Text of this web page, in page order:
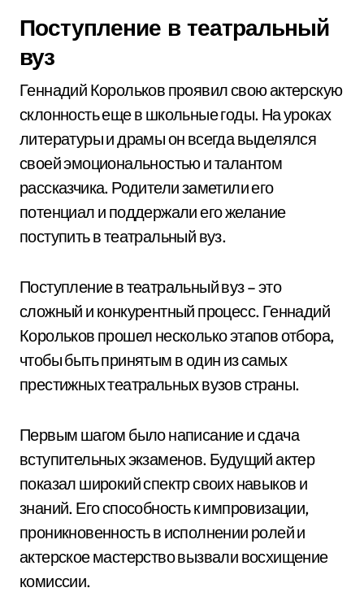
Поступление в театральный
вуз
Геннадий Корольков проявил свою актерскую
склонность еще в школьные годы. На уроках
литературы и драмы он всегда выделялся
своей эмоциональностью и талантом
рассказчика. Родители заметили его
потенциал и поддержали его желание
поступить в театральный вуз.
Поступление в театральный вуз – это
сложный и конкурентный процесс. Геннадий
Корольков прошел несколько этапов отбора,
чтобы быть принятым в один из самых
престижных театральных вузов страны.
Первым шагом было написание и сдача
вступительных экзаменов. Будущий актер
показал широкий спектр своих навыков и
знаний. Его способность к импровизации,
проникновенность в исполнении ролей и
актерское мастерство вызвали восхищение
комиссии.